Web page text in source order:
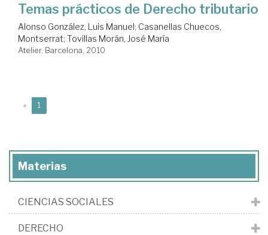
Temas prácticos de Derecho tributario
Alonso González, Luis Manuel; Casanellas Chuecos,
Montserrat; Tovillas Morán, José María
Atelier. Barcelona, 2010
« 1
Materias
CIENCIAS SOCIALES
DERECHO